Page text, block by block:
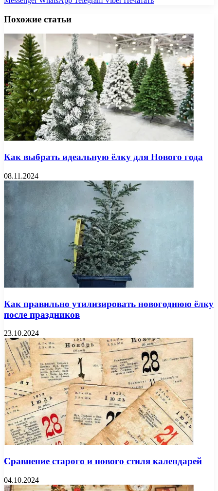
Похожие статьи
Как выбрать идеальную ёлку для Нового года
08.11.2024
Как правильно утилизировать новогоднюю ёлку
после праздников
23.10.2024
Сравнение старого и нового стиля календарей
04.10.2024